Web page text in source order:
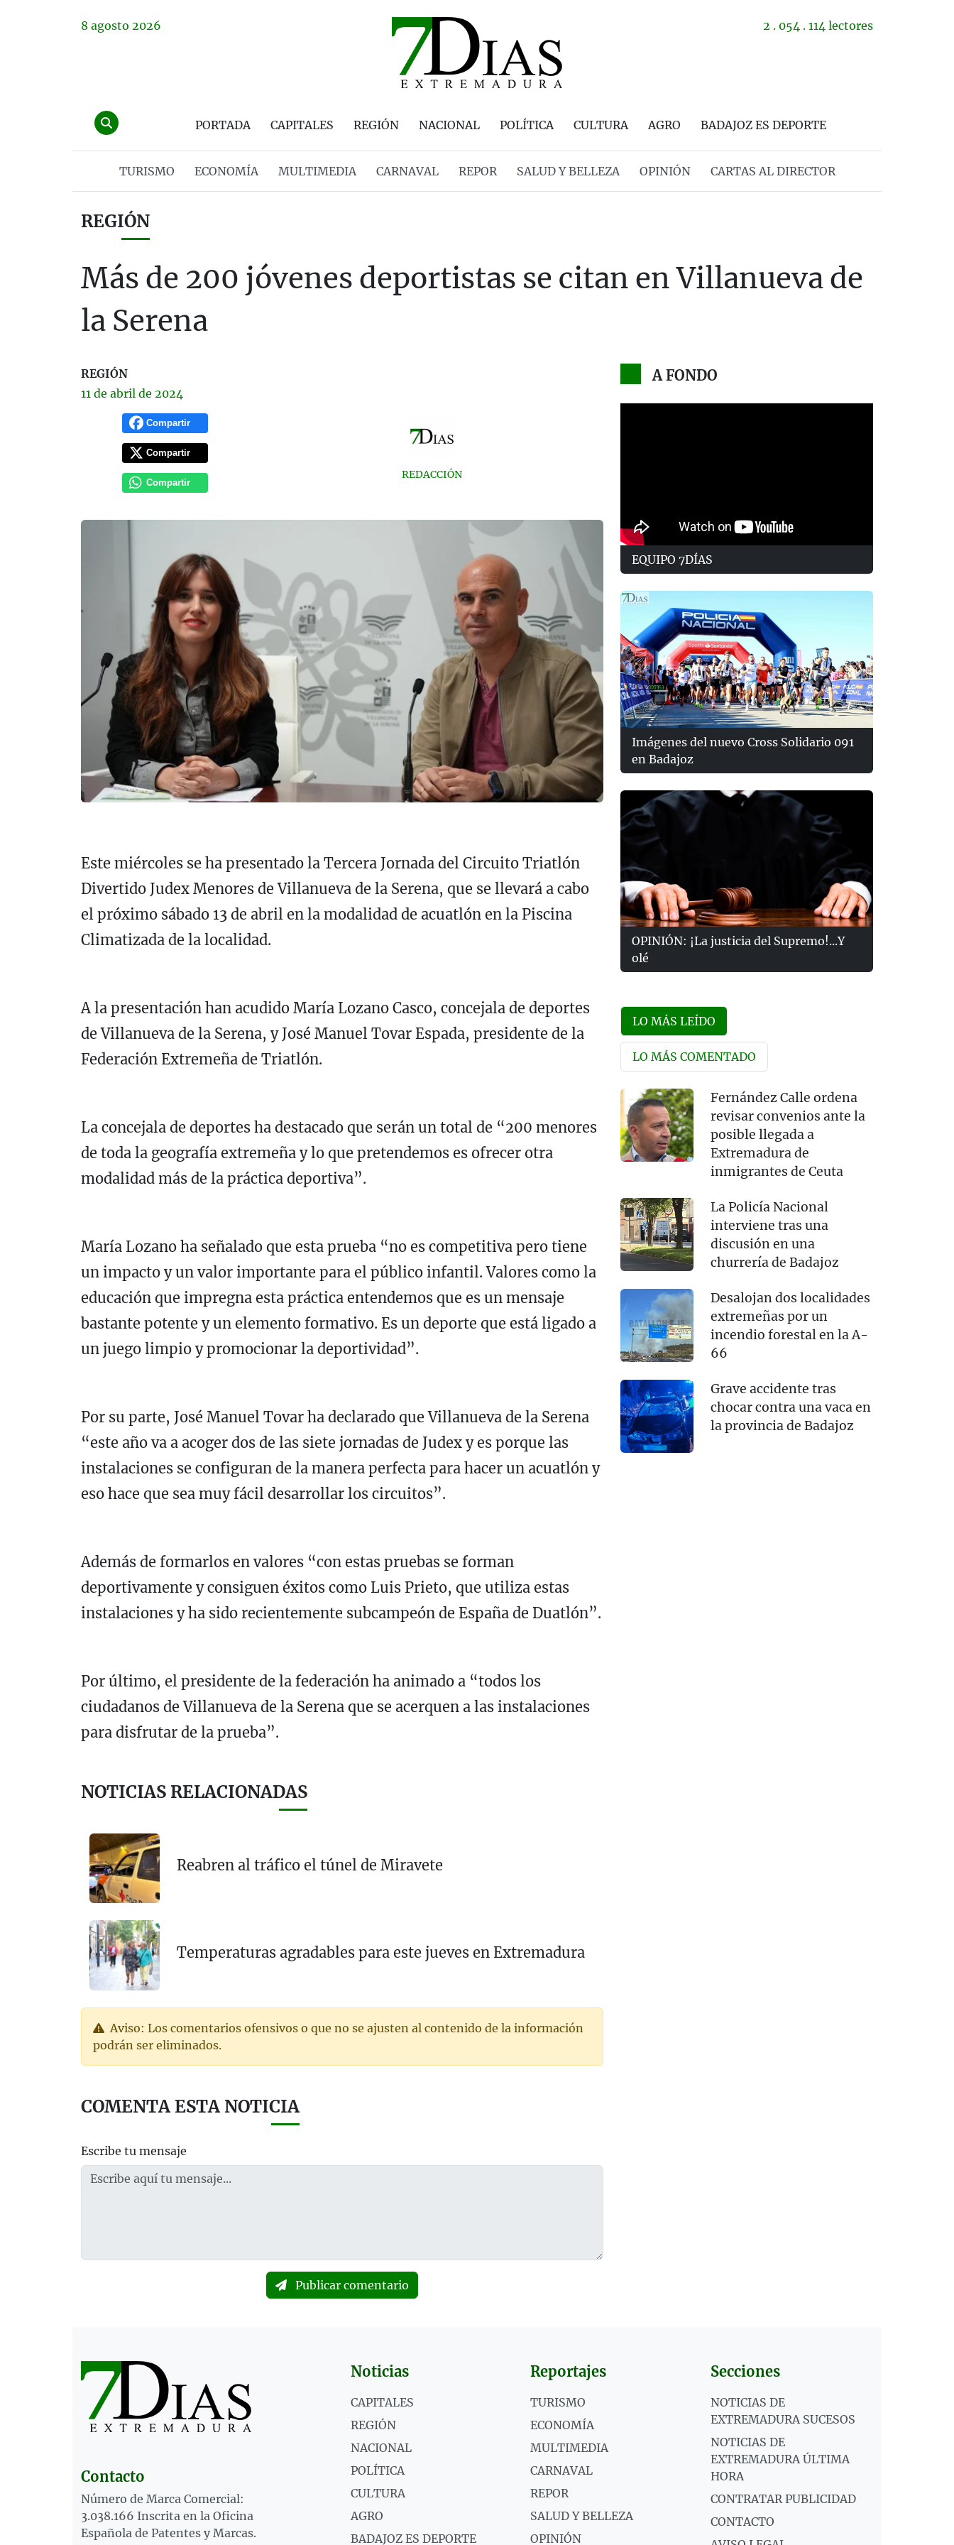
8 agosto 2026 2 . 054 . 114 lectores
PORTADA CAPITALES REGIÓN NACIONAL POLÍTICA CULTURA AGRO BADAJOZ ES DEPORTE
TURISMO ECONOMÍA MULTIMEDIA CARNAVAL REPOR SALUD Y BELLEZA OPINIÓN CARTAS AL DIRECTOR
REGIÓN
Más de 200 jóvenes deportistas se citan en Villanueva de
la Serena
REGIÓN
11 de abril de 2024
Compartir
Compartir
Compartir
REDACCIÓN
Este miércoles se ha presentado la Tercera Jornada del Circuito Triatlón
Divertido Judex Menores de Villanueva de la Serena, que se llevará a cabo
el próximo sábado 13 de abril en la modalidad de acuatlón en la Piscina
Climatizada de la localidad.
A la presentación han acudido María Lozano Casco, concejala de deportes
de Villanueva de la Serena, y José Manuel Tovar Espada, presidente de la
Federación Extremeña de Triatlón.
La concejala de deportes ha destacado que serán un total de “200 menores
de toda la geografía extremeña y lo que pretendemos es ofrecer otra
modalidad más de la práctica deportiva”.
María Lozano ha señalado que esta prueba “no es competitiva pero tiene
un impacto y un valor importante para el público infantil. Valores como la
educación que impregna esta práctica entendemos que es un mensaje
bastante potente y un elemento formativo. Es un deporte que está ligado a
un juego limpio y promocionar la deportividad”.
Por su parte, José Manuel Tovar ha declarado que Villanueva de la Serena
“este año va a acoger dos de las siete jornadas de Judex y es porque las
instalaciones se configuran de la manera perfecta para hacer un acuatlón y
eso hace que sea muy fácil desarrollar los circuitos”.
Además de formarlos en valores “con estas pruebas se forman
deportivamente y consiguen éxitos como Luis Prieto, que utiliza estas
instalaciones y ha sido recientemente subcampeón de España de Duatlón”.
Por último, el presidente de la federación ha animado a “todos los
ciudadanos de Villanueva de la Serena que se acerquen a las instalaciones
para disfrutar de la prueba”.
NOTICIAS RELACIONADAS
Reabren al tráfico el túnel de Miravete
Temperaturas agradables para este jueves en Extremadura
Aviso: Los comentarios ofensivos o que no se ajusten al contenido de la información
podrán ser eliminados.
COMENTA ESTA NOTICIA
Escribe tu mensaje
Publicar comentario
A FONDO
EQUIPO 7DÍAS
Imágenes del nuevo Cross Solidario 091
en Badajoz
OPINIÓN: ¡La justicia del Supremo!...Y
olé
LO MÁS LEÍDO
LO MÁS COMENTADO
Fernández Calle ordena
revisar convenios ante la
posible llegada a
Extremadura de
inmigrantes de Ceuta
La Policía Nacional
interviene tras una
discusión en una
churrería de Badajoz
Desalojan dos localidades
extremeñas por un
incendio forestal en la A-
66
Grave accidente tras
chocar contra una vaca en
la provincia de Badajoz
Contacto
Número de Marca Comercial:
3.038.166 Inscrita en la Oficina
Española de Patentes y Marcas.
Noticias
CAPITALES
REGIÓN
NACIONAL
POLÍTICA
CULTURA
AGRO
BADAJOZ ES DEPORTE
Reportajes
TURISMO
ECONOMÍA
MULTIMEDIA
CARNAVAL
REPOR
SALUD Y BELLEZA
OPINIÓN
Secciones
NOTICIAS DE
EXTREMADURA SUCESOS
NOTICIAS DE
EXTREMADURA ÚLTIMA
HORA
CONTRATAR PUBLICIDAD
CONTACTO